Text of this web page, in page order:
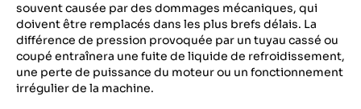
souvent causée par des dommages mécaniques, qui
doivent être remplacés dans les plus brefs délais. La
différence de pression provoquée par un tuyau cassé ou
coupé entraînera une fuite de liquide de refroidissement,
une perte de puissance du moteur ou un fonctionnement
irrégulier de la machine.